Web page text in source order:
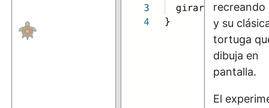
recreando
y su
tortuga
dibuja en
pantalla.
El